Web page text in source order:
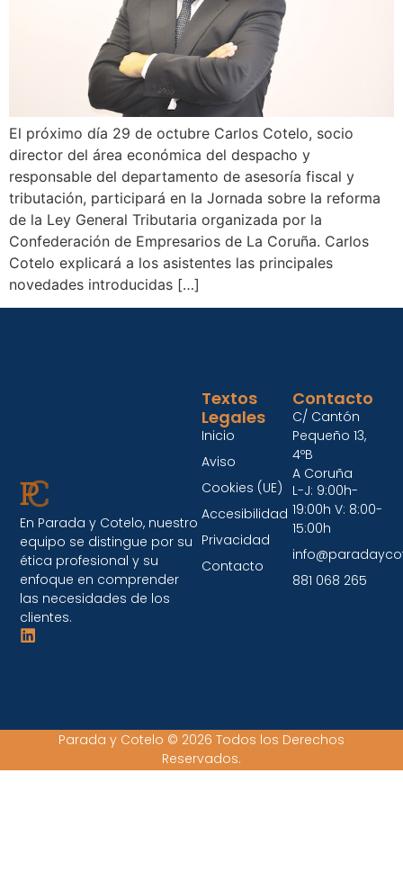
El próximo día 29 de octubre Carlos Cotelo, socio
director del área económica del despacho y
responsable del departamento de asesoría fiscal y
tributación, participará en la Jornada sobre la reforma
de la Ley General Tributaria organizada por la
Confederación de Empresarios de La Coruña. Carlos
Cotelo explicará a los asistentes las principales
novedades introducidas […]
En Parada y Cotelo, nuestro
equipo se distingue por su
ética profesional y su
enfoque en comprender
las necesidades de los
clientes.
Contacto
C/ Cantón
Pequeño 13,
4ºB
A Coruña
L-J: 9:00h-
19:00h V: 8:00-
15:00h
881 068 265
Textos
Legales
Inicio
Aviso
Cookies (UE)
Accesibilidad
Privacidad
Contacto
Parada y Cotelo © 2026 Todos los Derechos
Reservados.